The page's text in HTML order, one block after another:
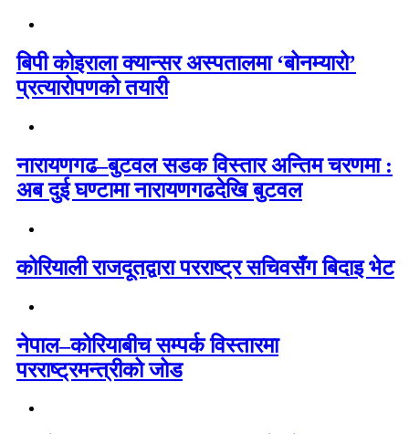
बिपी कोइराला क्यान्सर अस्पतालमा ‘बोनम्यारो’
प्रत्यारोपणको तयारी
नारायणगढ–बुटवल सडक विस्तार अन्तिम चरणमा :
अब दुई घण्टामा नारायणगढदेखि बुटवल
कोरियाली राजदूतद्वारा परराष्ट्र सचिवसँग बिदाइ भेट
नेपाल–कोरियाबीच सम्पर्क विस्तारमा
परराष्ट्रमन्त्रीको जोड